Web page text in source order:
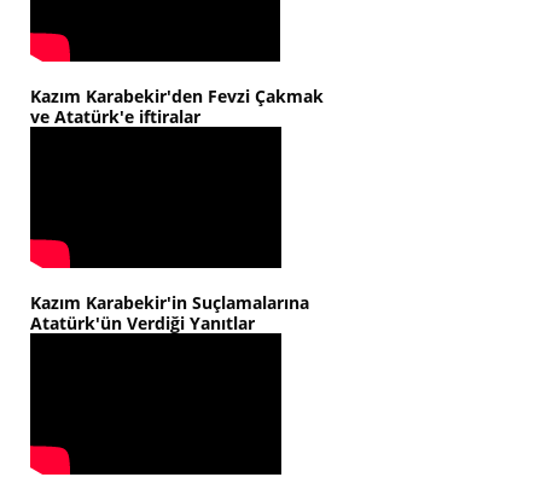
Kazım Karabekir'den Fevzi Çakmak
ve Atatürk'e iftiralar
Kazım Karabekir'in Suçlamalarına
Atatürk'ün Verdiği Yanıtlar